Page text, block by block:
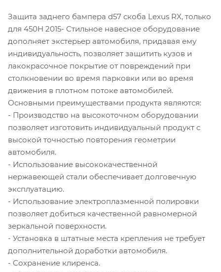
Защита заднего бампера d57 скоба Lexus RX, только
для 450H 2015- Стильное навесное оборудование
дополняет экстерьер автомобиля, придавая ему
индивидуальность, позволяет защитить кузов и
лакокрасочное покрытие от повреждений при
столкновении во время парковки или во время
движения в плотном потоке автомобилей.
Основными преимуществами продукта являются:
- Производство на высокоточном оборудовании
позволяет изготовить индивидуальный продукт с
высокой точностью повторения геометрии
автомобиля.
- Использование высококачественной
нержавеющей стали обеспечивает долговечную
эксплуатацию.
- Использование электроплазменной полировки
позволяет добиться качественной равномерной
зеркальной поверхности.
- Установка в штатные места крепления не требует
дополнительной доработки автомобиля.
- Сохранение клиренса.